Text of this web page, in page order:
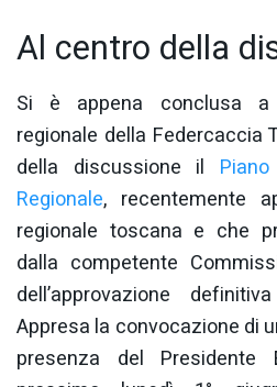
Al centro della
Si è appena conclusa a
regionale della Federcaccia
della discussione il
Regionale, recentemente
regionale toscana e che
dalla competente
dell’approvazione
Appresa la convocazione di
presenza del Presidente